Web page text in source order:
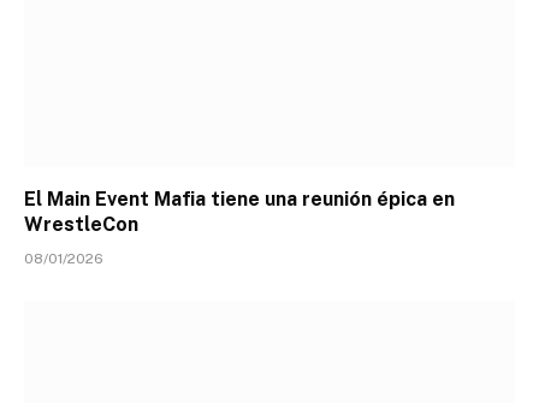
El Main Event Mafia tiene una reunión épica en
WrestleCon
08/01/2026